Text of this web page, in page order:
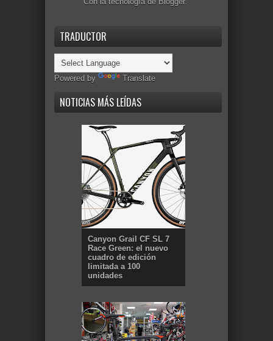
TRADUCTOR
Powered by Translate
NOTICIAS MÁS LEÍDAS
Canyon Grail CF SL 7
Race Green: el nuevo
cuadro de edición
limitada a 100
unidades